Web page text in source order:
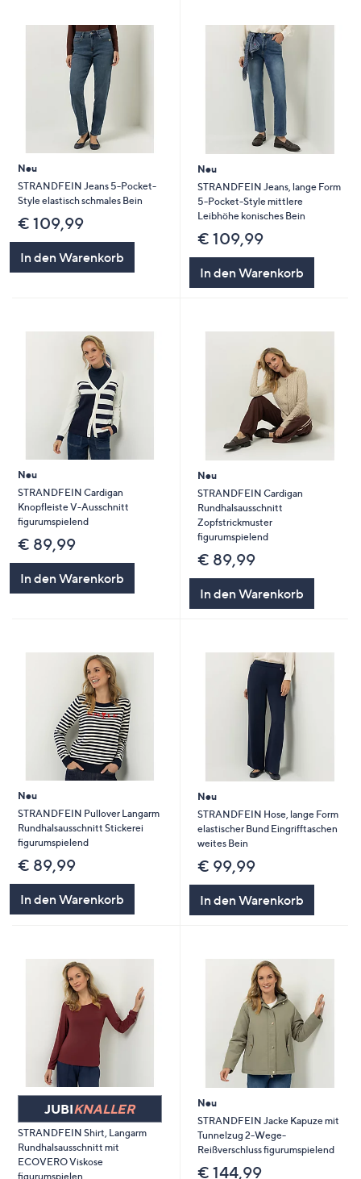
Neu
STRANDFEIN Jeans 5-Pocket-
Style elastisch schmales Bein
€ 109,99
In den Warenkorb
Neu
STRANDFEIN Jeans, lange Form
5-Pocket-Style mittlere
Leibhöhe konisches Bein
€ 109,99
In den Warenkorb
Neu
STRANDFEIN Cardigan
Knopfleiste V-Ausschnitt
figurumspielend
€ 89,99
In den Warenkorb
Neu
STRANDFEIN Cardigan
Rundhalsausschnitt
Zopfstrickmuster
figurumspielend
€ 89,99
In den Warenkorb
Neu
STRANDFEIN Pullover Langarm
Rundhalsausschnitt Stickerei
figurumspielend
€ 89,99
In den Warenkorb
Neu
STRANDFEIN Hose, lange Form
elastischer Bund Eingrifftaschen
weites Bein
€ 99,99
In den Warenkorb
JUBIKNALLER
STRANDFEIN Shirt, Langarm
Rundhalsausschnitt mit
ECOVERO Viskose
figurumspielen
Neu
STRANDFEIN Jacke Kapuze mit
Tunnelzug 2-Wege-
Reißverschluss figurumspielend
€ 144,99